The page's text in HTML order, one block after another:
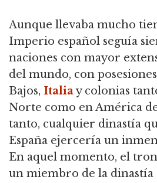
Aunque llevaba mucho
Imperio español seguía
naciones con mayor
del mundo, con
Bajos, Italiay colonias
Norte como en América
tanto, cualquier dinastía
España ejercería un
En aquel momento, el
un miembro de la dinastía